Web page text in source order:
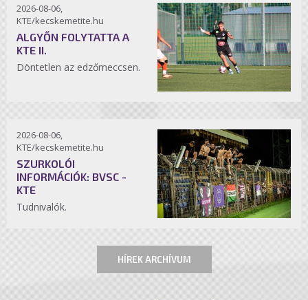
2026-08-06,
KTE/kecskemetite.hu
ALGYŐN FOLYTATTA A
KTE II.
Döntetlen az edzőmeccsen.
2026-08-06,
KTE/kecskemetite.hu
SZURKOLÓI
INFORMÁCIÓK: BVSC -
KTE
Tudnivalók.
HÍREK ARCHÍVUM